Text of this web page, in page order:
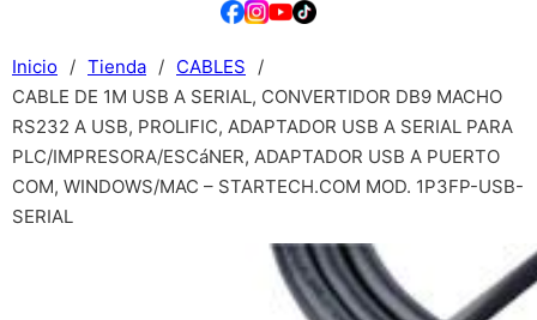
Inicio / Tienda / CABLES
/
CABLE DE 1M USB A SERIAL, CONVERTIDOR DB9 MACHO
RS232 A USB, PROLIFIC, ADAPTADOR USB A SERIAL PARA
PLC/IMPRESORA/ESCáNER, ADAPTADOR USB A PUERTO
COM, WINDOWS/MAC – STARTECH.COM MOD. 1P3FP-USB-
SERIAL